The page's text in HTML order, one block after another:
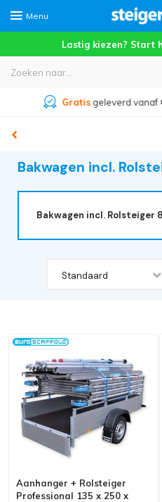
Menu
Lastig kiezen? Start
Meer dan
Bakwagen incl.
Bakwagen incl. Rolsteiger
Standaard
Aanhanger + Rolsteiger
Professional 135 x 250 x